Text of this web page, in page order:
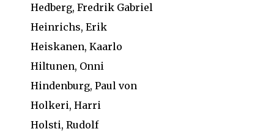
Hedberg, Fredrik Gabriel
Heinrichs, Erik
Heiskanen, Kaarlo
Hiltunen, Onni
Hindenburg, Paul von
Holkeri, Harri
Holsti, Rudolf